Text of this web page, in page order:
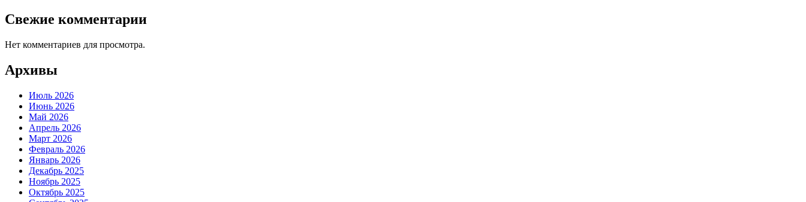
Свежие комментарии
Нет комментариев для просмотра.
Архивы
Июль 2026
Июнь 2026
Май 2026
Апрель 2026
Март 2026
Февраль 2026
Январь 2026
Декабрь 2025
Ноябрь 2025
Октябрь 2025